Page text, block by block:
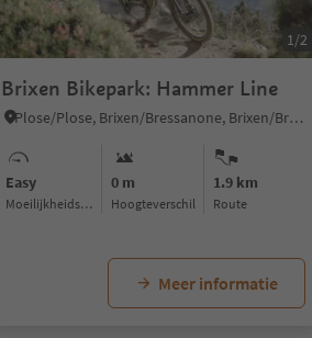
1/2
Brixen Bikepark: Hammer Line
Plose/Plose, Brixen/Bressanone, Brixen/Bressanone and environs
Easy
Moeilijkheidsgraad
0 m
Hoogteverschil
1.9 km
Route
Meer informatie